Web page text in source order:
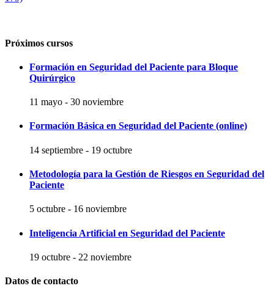
Próximos cursos
Formación en Seguridad del Paciente para Bloque
Quirúrgico
11 mayo - 30 noviembre
Formación Básica en Seguridad del Paciente (online)
14 septiembre - 19 octubre
Metodología para la Gestión de Riesgos en Seguridad del
Paciente
5 octubre - 16 noviembre
Inteligencia Artificial en Seguridad del Paciente
19 octubre - 22 noviembre
Datos de contacto